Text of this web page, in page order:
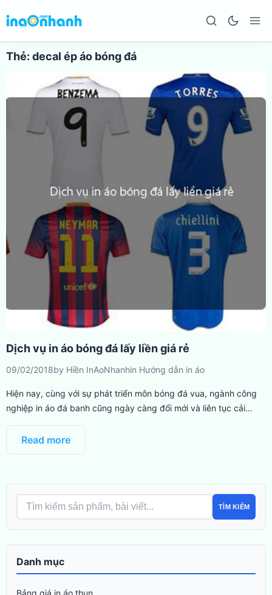
Thẻ: decal ép áo bóng đá
Dịch vụ in áo bóng đá lấy liền giá rẻ
09/02/2018by Hiền InAoNhanhin Hướng dẫn in áo
Hiện nay, cùng với sự phát triển môn bóng đá vua, ngành công
nghiệp in áo đá banh cũng ngày càng đổi mới và liên tục cải…
Read more
TÌM KIẾM
Danh mục
Bảng giá in áo thun